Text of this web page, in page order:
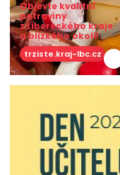
Objevte kvalitní
potraviny
z Libereckého kraje
a blízkého okolí!
trziste.kraj-lbc.cz